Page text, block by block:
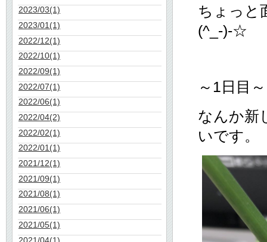
2023/03(1)
2023/01(1)
2022/12(1)
2022/10(1)
2022/09(1)
2022/07(1)
2022/06(1)
2022/04(2)
2022/02(1)
2022/01(1)
2021/12(1)
2021/09(1)
2021/08(1)
2021/06(1)
2021/05(1)
2021/04(1)
ちょっと
(^_-)-☆
～1日目～
なんか新
いです。